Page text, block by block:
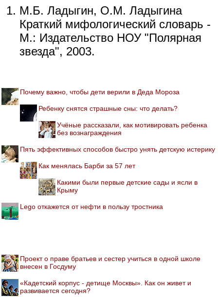
М.Б. Ладыгин, О.М. Ладыгина
Краткий мифологический словарь -
М.: Издательство НОУ "Полярная
звезда", 2003.
Почему важно, чтобы дети верили в Деда Мороза
Ребенку снятся страшные сны: что делать?
Учёные рассказали, как мотивировать ребенка
без вознаграждения
Пять эффективных способов быстро унять детскую истерику
Как менялась Барби за 57 лет
Какими были первые детские сады и ясли в
Крыму
Lego откажется от нефти в пользу тростника
Проект о праве братьев и сестер учиться в одной школе
внесен в Госдуму
«Кадетский корпус - детище Москвы». Как он живет и
развивается сегодня?